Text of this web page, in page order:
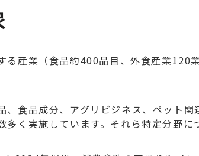
る産業（食品約400品目、外食産業120
、食品成分、アグリビジネス、ペット
多く実施しています。それら特定分野